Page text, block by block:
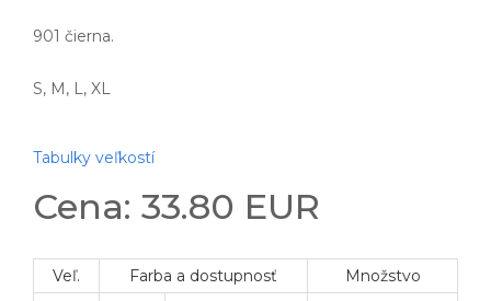
901 čierna.
S, M, L, XL
Tabulky veľkostí
Cena: 33.80 EUR
Veľ. Farba a dostupnosť Množstvo